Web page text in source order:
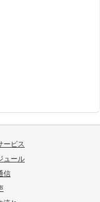
ービス
ュール
信